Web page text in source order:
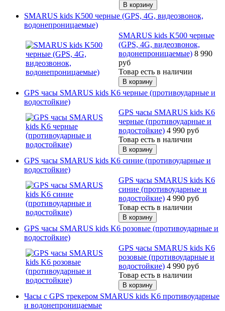
SMARUS kids K500 черные (GPS, 4G, видеозвонок,
водонепроницаемые)
SMARUS kids K500 черные
(GPS, 4G, видеозвонок,
водонепроницаемые) 8 990
руб
Товар есть в наличии
GPS часы SMARUS kids K6 черные (противоударные и
водостойкие)
GPS часы SMARUS kids K6
черные (противоударные и
водостойкие) 4 990 руб
Товар есть в наличии
GPS часы SMARUS kids K6 синие (противоударные и
водостойкие)
GPS часы SMARUS kids K6
синие (противоударные и
водостойкие) 4 990 руб
Товар есть в наличии
GPS часы SMARUS kids K6 розовые (противоударные и
водостойкие)
GPS часы SMARUS kids K6
розовые (противоударные и
водостойкие) 4 990 руб
Товар есть в наличии
Часы с GPS трекером SMARUS kids K6 противоударные
и водонепроницаемые